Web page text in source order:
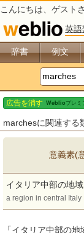
こんにちは、 ゲスト
英語
辞書 例文
marchesに関連する
意義素(
イタリア中部の地域
a region in central Italy
「イタリア中部の